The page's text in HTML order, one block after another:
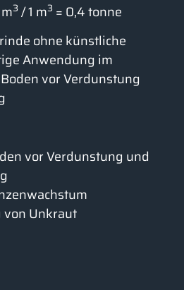
3 / 1 m3 = 0,4 tonne
ohne künstliche
Anwendung im
vor Verdunstung
vor Verdunstung und
Unkraut